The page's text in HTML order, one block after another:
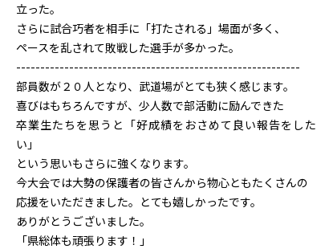
立った。
さらに試合巧者を相手に「打たされる」場面が多く、
ペースを乱されて敗戦した選手が多かった。
-----------------------------------------------------------
部員数が２０人となり、武道場がとても狭く感じます。
喜びはもちろんですが、少人数で部活動に励んできた
卒業生たちを思うと「好成績をおさめて良い報告をした
い」
という思いもさらに強くなります。
今大会では大勢の保護者の皆さんから物心ともたくさんの
応援をいただきました。とても嬉しかったです。
ありがとうございました。
「県総体も頑張ります！」